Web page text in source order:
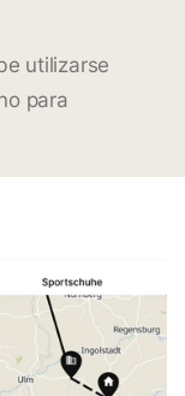
utilizarse
para